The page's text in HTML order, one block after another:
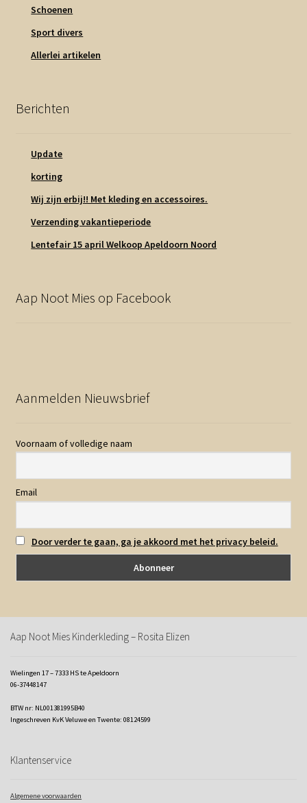
Schoenen
Sport divers
Allerlei artikelen
Berichten
Update
korting
Wij zijn erbij!! Met kleding en accessoires.
Verzending vakantieperiode
Lentefair 15 april Welkoop Apeldoorn Noord
Aap Noot Mies op Facebook
Aanmelden Nieuwsbrief
Voornaam of volledige naam
Email
Door verder te gaan, ga je akkoord met het privacy beleid.
Aap Noot Mies Kinderkleding – Rosita Elizen
Wielingen 17 – 7333 HS te Apeldoorn
06-37448147
BTW nr: NL001381995B40
Ingeschreven KvK Veluwe en Twente: 08124599
Klantenservice
Algemene voorwaarden